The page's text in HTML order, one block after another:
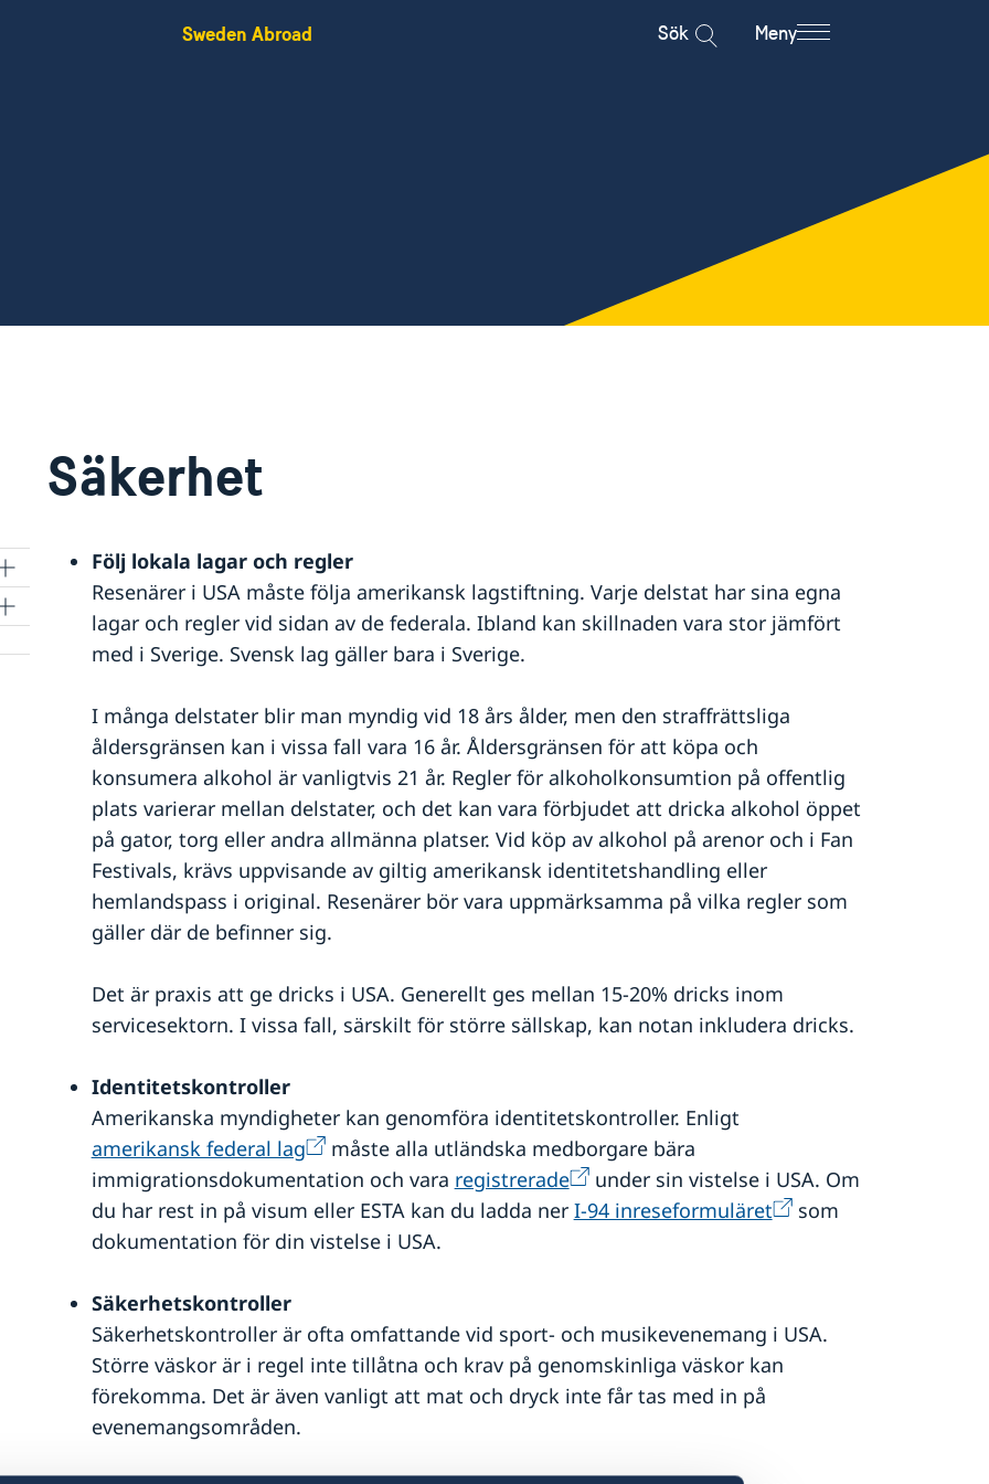
Sweden Abroad Sök Meny
Säkerhet
Följ lokala lagar och regler
Resenärer i USA måste följa amerikansk lagstiftning. Varje delstat har sina egna
lagar och regler vid sidan av de federala. Ibland kan skillnaden vara stor jämfört
med i Sverige. Svensk lag gäller bara i Sverige.
I många delstater blir man myndig vid 18 års ålder, men den straffrättsliga
åldersgränsen kan i vissa fall vara 16 år. Åldersgränsen för att köpa och
konsumera alkohol är vanligtvis 21 år. Regler för alkoholkonsumtion på offentlig
plats varierar mellan delstater, och det kan vara förbjudet att dricka alkohol öppet
på gator, torg eller andra allmänna platser. Vid köp av alkohol på arenor och i Fan
Festivals, krävs uppvisande av giltig amerikansk identitetshandling eller
hemlandspass i original. Resenärer bör vara uppmärksamma på vilka regler som
gäller där de befinner sig.
Det är praxis att ge dricks i USA. Generellt ges mellan 15-20% dricks inom
servicesektorn. I vissa fall, särskilt för större sällskap, kan notan inkludera dricks.
Identitetskontroller
Amerikanska myndigheter kan genomföra identitetskontroller. Enligt
amerikansk federal lag
måste alla utländska medborgare bära
immigrationsdokumentation och vara registrerade
under sin vistelse i USA. Om
du har rest in på visum eller ESTA kan du ladda ner I-94 inreseformuläret
som
dokumentation för din vistelse i USA.
Säkerhetskontroller
Säkerhetskontroller är ofta omfattande vid sport‑ och musikevenemang i USA.
Större väskor är i regel inte tillåtna och krav på genomskinliga väskor kan
förekomma. Det är även vanligt att mat och dryck inte får tas med in på
evenemangsområden.